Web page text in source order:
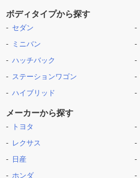
ボディタイプから探す
セダン
ミニバン
ハッチバック
ステーションワゴン
ハイブリッド
メーカーから探す
トヨタ
レクサス
日産
ホンダ